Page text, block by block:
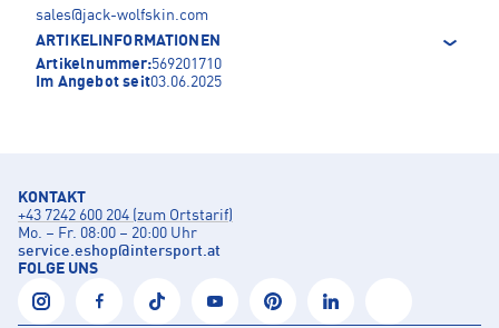
sales@jack-wolfskin.com
ARTIKELINFORMATIONEN
Artikelnummer:569201710
Im Angebot seit03.06.2025
KONTAKT
+43 7242 600 204 (zum Ortstarif)
Mo. – Fr. 08:00 – 20:00 Uhr
service.eshop@intersport.at
FOLGE UNS